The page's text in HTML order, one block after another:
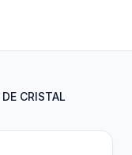
DE CRISTAL